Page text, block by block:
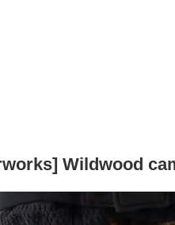
Wildwood